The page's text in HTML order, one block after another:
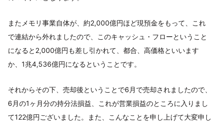
またメモリ事業自体が、約2,000億円ほど現預金をもって、これ
で連結から外れましたので、このキャッシュ・フローということ
になると2,000億円も差し引かれて、都合、高価格といいます
か、1兆4,536億円になるということです。
それからその下、売却後ということで6月で売却されましたので、
6月の1ヶ月分の持分法損益、これが営業損益のところに入りまし
て122億円ございました。また、こんなことを申し上げて大変申し